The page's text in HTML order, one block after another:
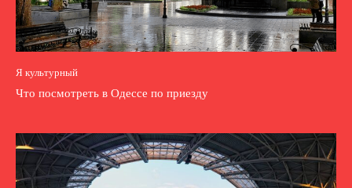
Я культурный
Что посмотреть в Одессе по приезду